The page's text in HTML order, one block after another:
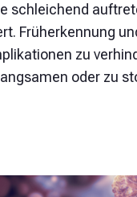
schleichend
Früherkennung
zu
oder zu